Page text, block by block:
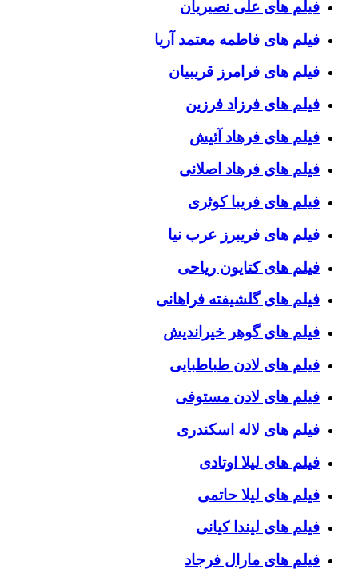
فیلم های علی نصیریان
فیلم های فاطمه معتمد آریا
فیلم های فرامرز قریبیان
فیلم های فرزاد فرزین
فیلم های فرهاد آئیش
فیلم های فرهاد اصلانی
فیلم های فریبا کوثری
فیلم های فریبرز عرب نیا
فیلم های کتایون ریاحی
فیلم های گلشیفته فراهانی
فیلم های گوهر خیراندیش
فیلم های لادن طباطبایی
فیلم های لادن مستوفی
فیلم های لاله اسکندری
فیلم های لیلا اوتادی
فیلم های لیلا حاتمی
فیلم های لیندا کیانی
فیلم های مارال فرجاد